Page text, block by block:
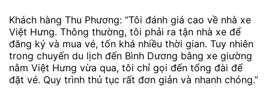
Khách hàng Thu Phương: “Tôi đánh giá cao về nhà xe
Việt Hưng. Thông thường, tôi phải ra tận nhà xe để
đăng ký và mua vé, tốn khá nhiều thời gian. Tuy nhiên
trong chuyến du lịch đến Bình Dương bằng xe giường
nằm Việt Hưng vừa qua, tôi chỉ gọi đến tổng đài để
đặt vé. Quy trình thủ tục rất đơn giản và nhanh chóng.”